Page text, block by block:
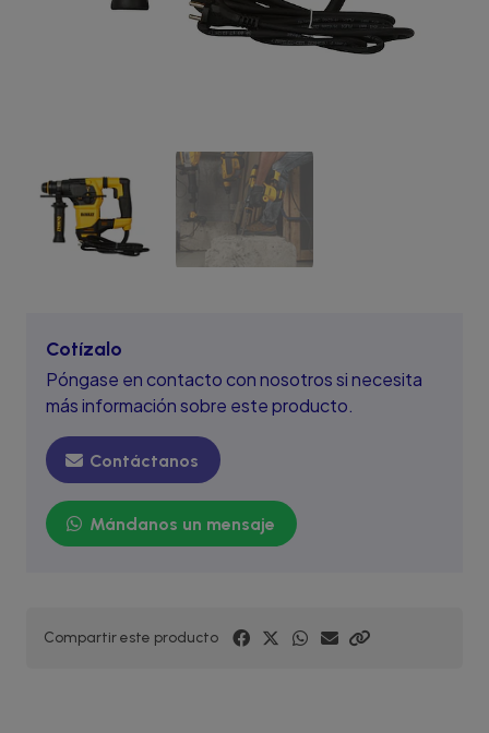
Cotízalo
Póngase en contacto con nosotros si necesita
más información sobre este producto.
Contáctanos
Mándanos un mensaje
Compartir este producto